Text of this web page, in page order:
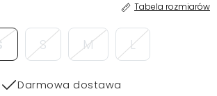
Tabela rozmiarów
S M L
Darmowa dostawa